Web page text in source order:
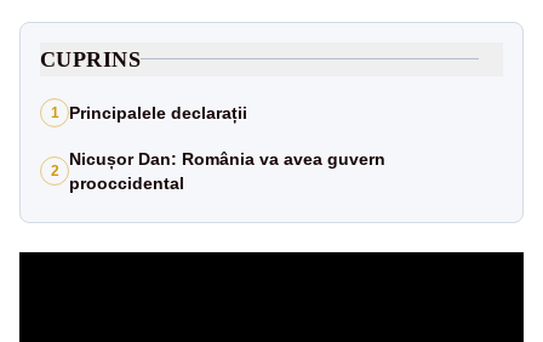
CUPRINS
1 Principalele declarații
2
Nicușor Dan: România va avea guvern
prooccidental